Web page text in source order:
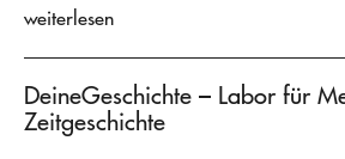
weiterlesen
DeineGeschichte – Labor für
Zeitgeschichte